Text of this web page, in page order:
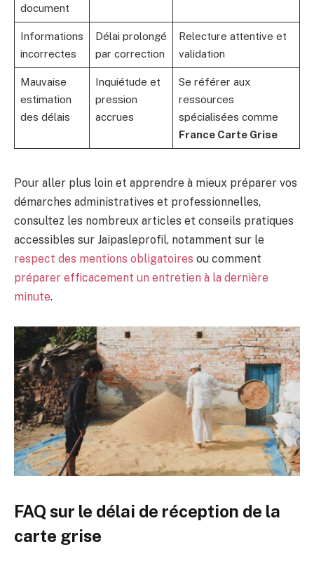
document
Informations
incorrectes
Délai prolongé
par correction
Relecture attentive et
validation
Mauvaise
estimation
des délais
Inquiétude et
pression
accrues
Se référer aux
ressources
spécialisées comme
France Carte Grise
Pour aller plus loin et apprendre à mieux préparer vos
démarches administratives et professionnelles,
consultez les nombreux articles et conseils pratiques
accessibles sur Jaipasleprofil, notamment sur le
respect des mentions obligatoires ou comment
préparer efficacement un entretien à la dernière
minute.
FAQ sur le délai de réception de la
carte grise